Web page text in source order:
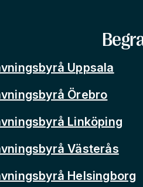
Uppsala
Örebro
Linköping
Västerås
Helsingborg